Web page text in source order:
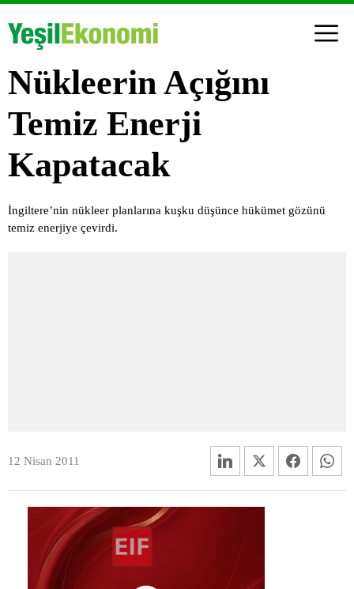
Nükleerin Açığını
Temiz Enerji
Kapatacak
İngiltere’nin nükleer planlarına kuşku düşünce hükümet gözünü
temiz enerjiye çevirdi.
12 Nisan 2011